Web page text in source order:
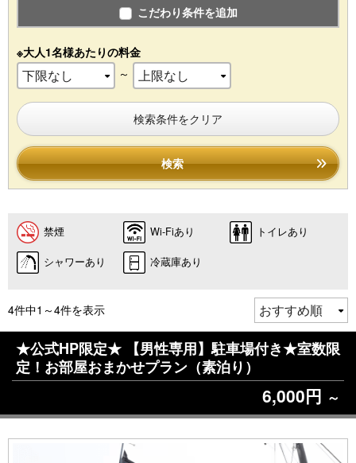
こだわり条件を追加
※大人1名様あたりの料金
～
検索条件をクリア
検索
禁煙 Wi-Fiあり トイレあり
シャワーあり 冷蔵庫あり
4件中1～4件を表示
★公式HP限定★ 【男性専用】駐車場付き★室数限
定！お部屋おまかせプラン（素泊り）
6,000円 ～